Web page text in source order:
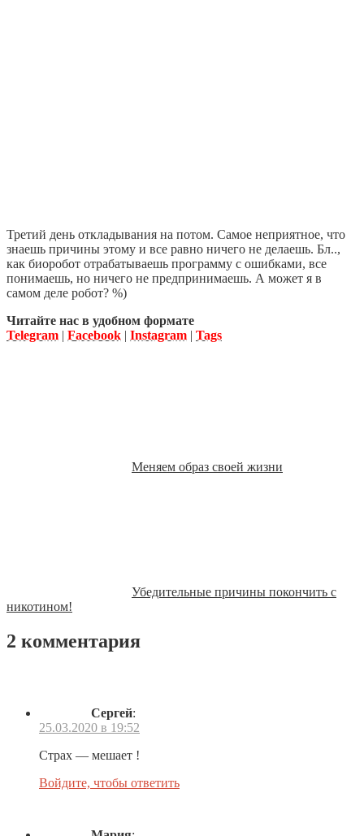
Третий день откладывания на потом. Самое неприятное, что
знаешь причины этому и все равно ничего не делаешь. Бл..,
как биоробот отрабатываешь программу с ошибками, все
понимаешь, но ничего не предпринимаешь. А может я в
самом деле робот? %)
Читайте нас в удобном формате
Telegram | Facebook | Instagram | Tags
Меняем образ своей жизни
Убедительные причины покончить с
никотином!
2 комментария
Сергей:
25.03.2020 в 19:52
Страх — мешает !
Войдите, чтобы ответить